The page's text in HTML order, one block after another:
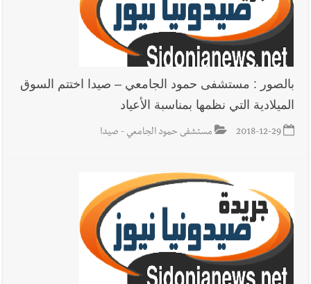
بالصور : مستشفى حمود الجامعي – صيدا اختتم السوق
الميلادية التي نظمها بمناسبة الأعياد
2018-12-29 مستشفى حمود الجامعي - صيدا